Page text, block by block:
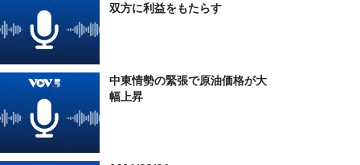
双方に利益をもたらす
中東情勢の緊張で原油価格が大
幅上昇